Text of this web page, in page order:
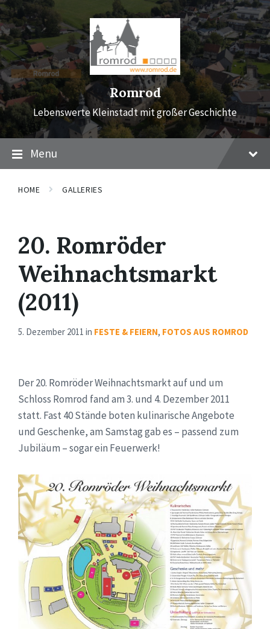
Skip
to
content
Skip
to
main
navigation
Skip
to
footer
Romrod
Lebenswerte Kleinstadt mit großer Geschichte
Menu
HOME GALLERIES
20. Romröder
Weihnachtsmarkt
(2011)
5. Dezember 2011 in FESTE & FEIERN, FOTOS AUS ROMROD
Der 20. Romröder Weihnachtsmarkt auf und um
Schloss Romrod fand am 3. und 4. Dezember 2011
statt. Fast 40 Stände boten kulinarische Angebote
und Geschenke, am Samstag gab es – passend zum
Jubiläum – sogar ein Feuerwerk!